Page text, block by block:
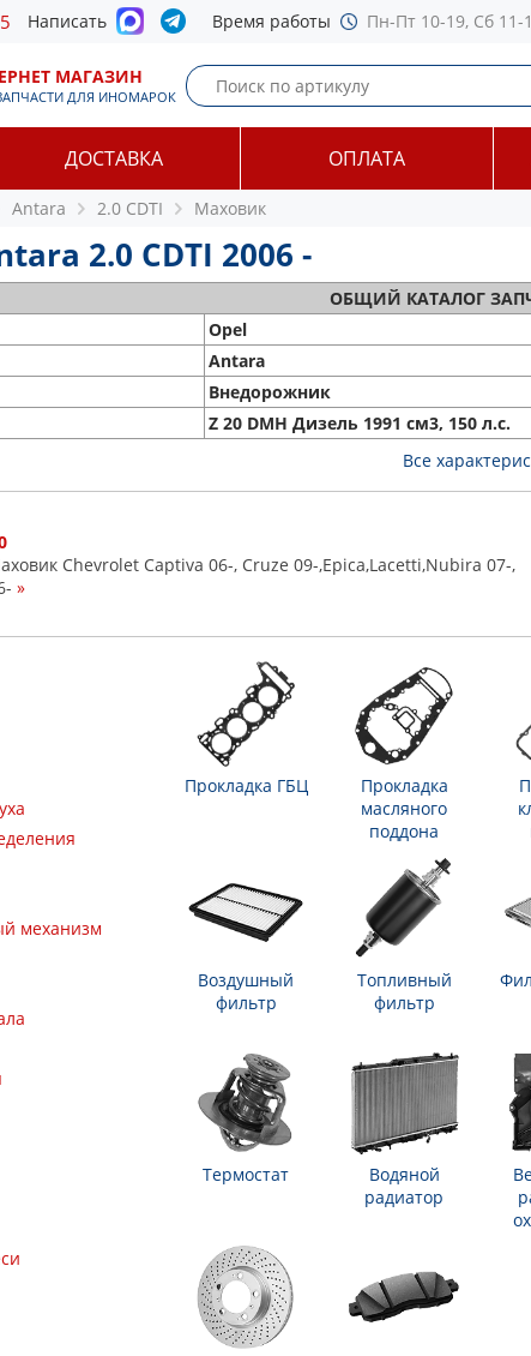
Написать Время работы Пн-Пт 10-19, Сб 11-
МАГАЗИН
ДЛЯ ИНОМАРОК
ДОСТАВКА ОПЛАТА
Antara 2.0 CDTI Маховик
2.0 CDTI 2006 -
ОБЩИЙ КАТАЛОГ
Opel
Antara
Внедорожник
Z 20 DMH Дизель 1991 см3, 150 л.с.
Все
Chevrolet Captiva 06-, Cruze 09-,Epica,Lacetti,Nubira 07-,
»
механизм
Прокладка ГБЦ
Прокладка
масляного
поддона
Воздушный
фильтр
Топливный
фильтр
Термостат
Водяной
радиатор